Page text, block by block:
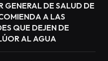
GENERAL DE SALUD DE
A LAS
QUE DEJEN DE
AL AGUA